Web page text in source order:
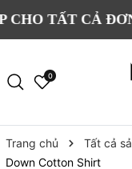
CẢ ĐƠN
0
Trang chủ Tất cả
Down Cotton Shirt